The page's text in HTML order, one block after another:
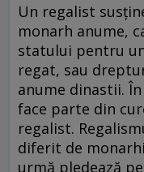
Un regalist
monarh anume,
statului pentru
regat, sau
anume dinastii.
face parte din
regalist.
diferit de
urmă pledează